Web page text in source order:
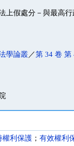
上假處分－與最高
學論叢／第 34 卷 第
權利保護 ； 有效權利